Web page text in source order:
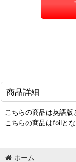
商品詳細
こちらの商品は英語版
こちらの商品はfoilとな
ホーム